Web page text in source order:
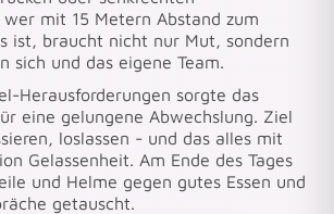
mit 15 Metern Abstand zum
ist, braucht nicht nur Mut, sondern
sich und das eigene Team.
Herausforderungen sorgte das
eine gelungene Abwechslung. Ziel
loslassen - und das alles mit
Gelassenheit. Am Ende des Tages
und Helme gegen gutes Essen und
getauscht.